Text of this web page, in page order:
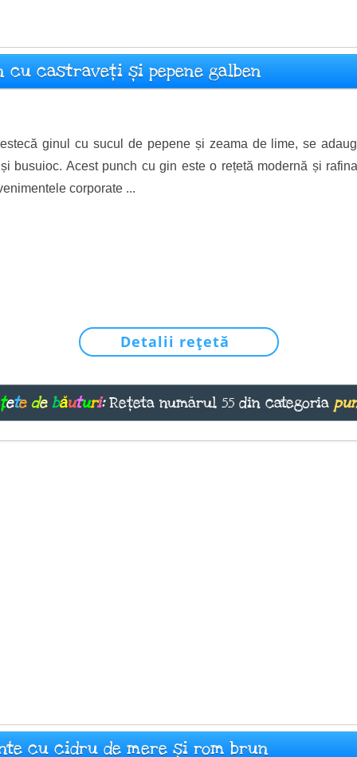
cu castraveți și pepene galben
ginul cu sucul de pepene și zeama de lime, se
busuioc. Acest punch cu gin este o rețetă modernă și
corporate ...
Detalii rețetă
ete de băuturi:Rețeta numărul 55 din categoria
cu cidru de mere și rom brun